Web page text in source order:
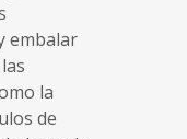
embalar
la
de